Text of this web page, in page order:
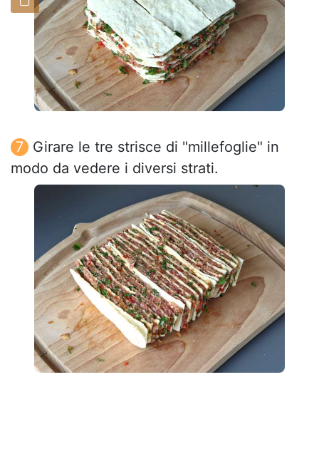
Girare le tre strisce di "millefoglie" in
modo da vedere i diversi strati.